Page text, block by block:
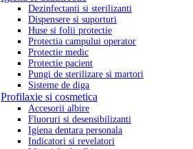
Dezinfectanti si sterilizanti
Dispensere si suporturi
Huse si folii protectie
Protectia campului operator
Protectie medic
Protectie pacient
Pungi de sterilizare si martori
Sisteme de diga
Profilaxie si cosmetica
Accesorii albire
Fluoruri si desensibilizanti
Igiena dentara personala
Indicatori si revelatori